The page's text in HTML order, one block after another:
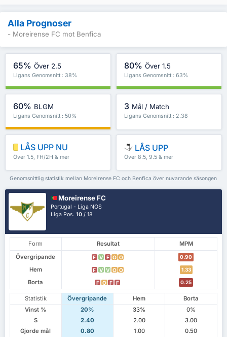
Alla Prognoser
- Moreirense FC mot Benfica
65% Över 2.5
Ligans Genomsnitt : 38%
80% Över 1.5
Ligans Genomsnitt : 63%
60% BLGM
Ligans Genomsnitt : 50%
3 Mål / Match
Ligans Genomsnitt : 2.38
LÅS UPP NU
Över 1.5, FH/2H & mer
LÅS UPP
Över 8.5, 9.5 & mer
Genomsnittlig statistik mellan Moreirense FC och Benfica över nuvarande säsongen
Moreirense FC
Portugal - Liga NOS
Liga Pos.10 / 18
Form Resultat
MPM
Övergripande
F V F O O 0.90
Hem F V V O O 1.33
Borta F O F F 0.25
Statistik Övergripande Hem
Borta
Vinst %
20% 33%
0%
S
2.40 2.00
3.00
Gjorde mål
0.80 1.00
0.50